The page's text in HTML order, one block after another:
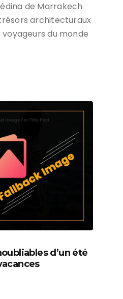
de Marrakech
architecturaux
du monde
d’un été